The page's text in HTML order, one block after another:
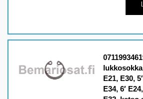
E21, E30,
E34, 6′